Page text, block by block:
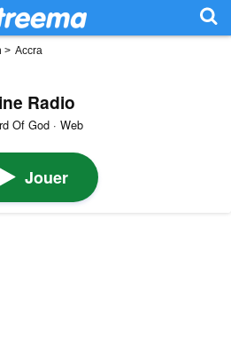
> Accra
Radio
Of God · Web
Jouer